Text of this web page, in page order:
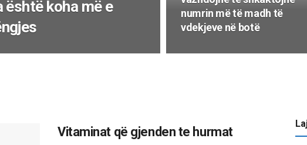
koha më e
numrin më të madh të
vdekjeve në botë
Vitaminat që gjenden te hurmat